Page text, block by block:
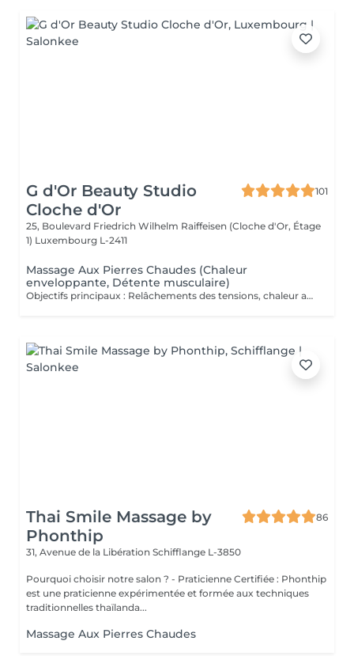
G d'Or Beauty Studio
Cloche d'Or
101
25, Boulevard Friedrich Wilhelm Raiffeisen (Cloche d'Or, Étage
1) Luxembourg L-2411
Massage Aux Pierres Chaudes (Chaleur
enveloppante, Détente musculaire)
Objectifs principaux : Relâchements des tensions, chaleur apaisante, détente profonde: Massage enveloppant réalisé à l'aide de pierres volcaniques chauffées, délicatement positionnées sur des points stratégiques du corps et utilisées pour effectuer des mouvements lents et fluides. La chaleur diffuse pénètre progressivement les tissus, assouplit les zones contractées et favorise une détente musculaire en profondeur. Véritable rituel de thermothérapie, ce soin exploite les bienfaits thérapeutiques de la chaleur pour stimuler la circulation, soutenir l'oxygénation des tissus et apaiser les tensions accumulées. Il procure une sensation immédiate de confort et d'équilibre, idéale en période de fatigue ou lorsque le corps a besoin d'être profondément réchauffé et revitalisé. Fréquence recommandée : Ponctuellement, ou toutes les 2 à 3 semaines dans le cadre d'un entretien régulier.
Thai Smile Massage by
Phonthip
86
31, Avenue de la Libération Schifflange L-3850
Pourquoi choisir notre salon ? - Praticienne Certifiée : Phonthip
est une praticienne expérimentée et formée aux techniques
traditionnelles thaïlanda...
Massage Aux Pierres Chaudes